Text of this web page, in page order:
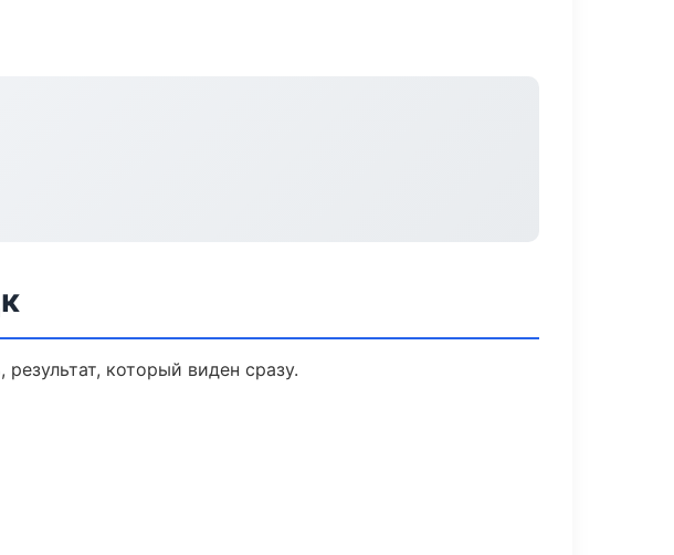
который виден сразу.